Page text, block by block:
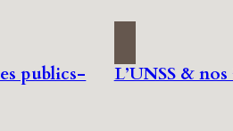
publics-
L’UNSS &